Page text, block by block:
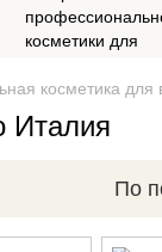
косметика для
Италия
По